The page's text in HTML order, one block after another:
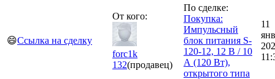
😄Ссылка на сделку
От кого:
forc1k
132(продавец)
По сделке:
Покупка:
Импульсный
блок питания S-
120-12, 12 В / 10
А (120 Вт),
открытого типа
11
янв